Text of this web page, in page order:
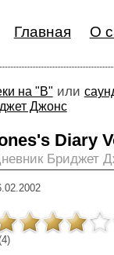
Главная О
на "B" или
Джонс
Diary
Бриджет